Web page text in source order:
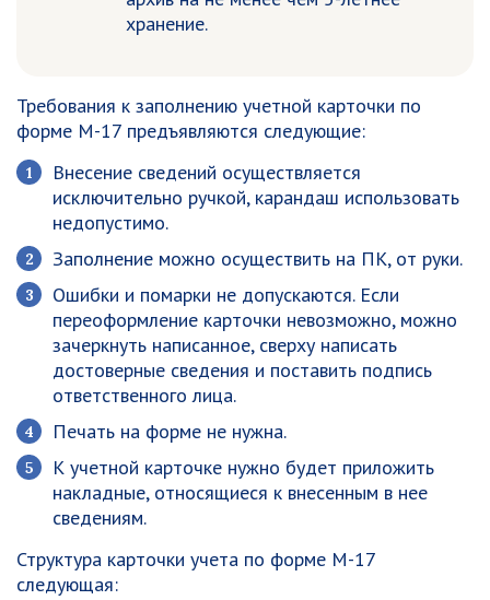
хранение.
Требования к заполнению учетной карточки по
форме М-17 предъявляются следующие:
Внесение сведений осуществляется
исключительно ручкой, карандаш использовать
недопустимо.
Заполнение можно осуществить на ПК, от руки.
Ошибки и помарки не допускаются. Если
переоформление карточки невозможно, можно
зачеркнуть написанное, сверху написать
достоверные сведения и поставить подпись
ответственного лица.
Печать на форме не нужна.
К учетной карточке нужно будет приложить
накладные, относящиеся к внесенным в нее
сведениям.
Структура карточки учета по форме М-17
следующая: